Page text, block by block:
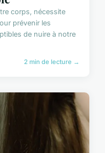
corps, nécessite
prévenir les
de nuire à notre
2 min de lecture →